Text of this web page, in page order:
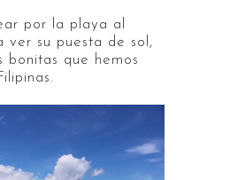
por la playa al
ver su puesta de sol,
bonitas que hemos